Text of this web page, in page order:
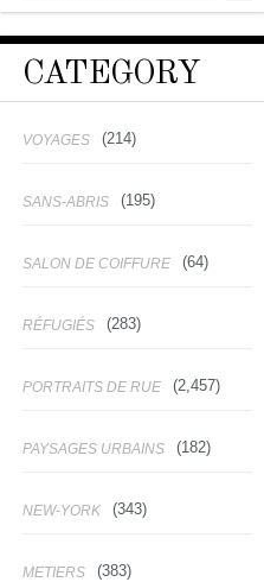
CATEGORY
VOYAGES (214)
SANS-ABRIS (195)
SALON DE COIFFURE (64)
RÉFUGIÉS (283)
PORTRAITS DE RUE (2,457)
PAYSAGES URBAINS (182)
NEW-YORK (343)
METIERS (383)